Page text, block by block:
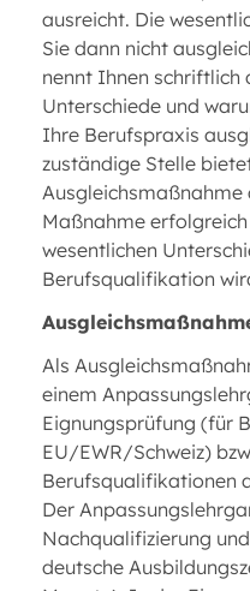
ausreicht. Die
Sie dann nicht
nennt Ihnen schriftlich
Unterschiede und
Ihre Berufspraxis
zuständige Stelle
Ausgleichsmaßnahme
Maßnahme
wesentlichen
Berufsqualifikation
Als
einem
Eignungsprüfung (für
EU/EWR/Schweiz)
Berufsqualifikationen
Der
Nachqualifizierung
deutsche